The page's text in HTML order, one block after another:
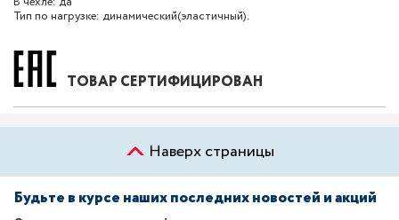
Тип по нагрузке: динамический(эластичный).
ТОВАР СЕРТИФИЦИРОВАН
Наверх страницы
Будьте в курсе наших последних новостей и акций